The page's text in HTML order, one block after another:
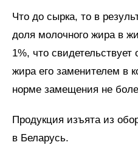
Что до сырка, то в
доля молочного жира в
1%, что
жира его заменителем в
норме замещения не
Продукция изъята из
в Беларусь.